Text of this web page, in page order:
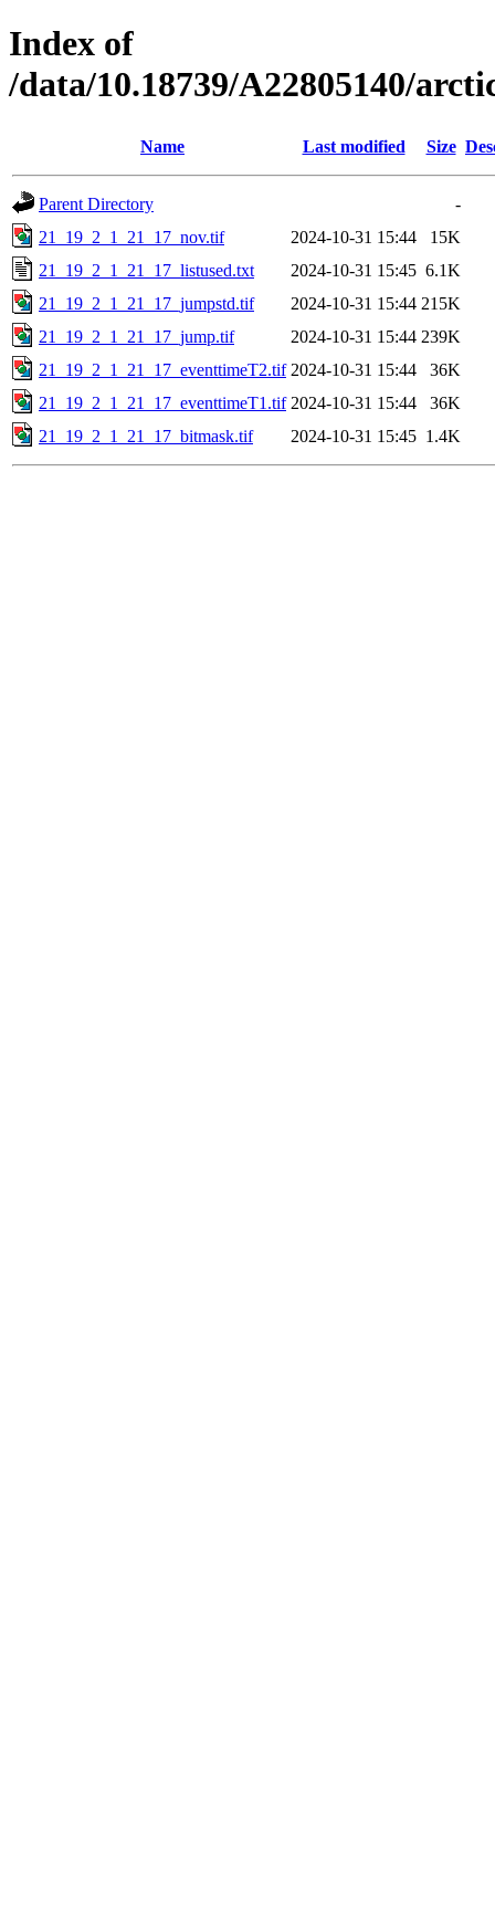
Index of
/data/10.18739/A22805140/
Name Last modified Size
Parent Directory
-
21_19_2_1_21_17_nov.tif
2024-10-31 15:44
15K
21_19_2_1_21_17_listused.txt
2024-10-31 15:45 6.1K
21_19_2_1_21_17_jumpstd.tif
2024-10-31 15:44 215K
21_19_2_1_21_17_jump.tif
2024-10-31 15:44 239K
21_19_2_1_21_17_eventtimeT2.tif 2024-10-31 15:44
36K
21_19_2_1_21_17_eventtimeT1.tif 2024-10-31 15:44
36K
21_19_2_1_21_17_bitmask.tif
2024-10-31 15:45 1.4K